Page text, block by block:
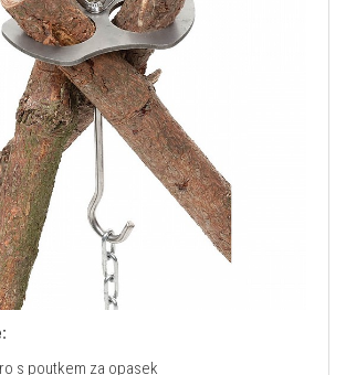
s poutkem za opasek